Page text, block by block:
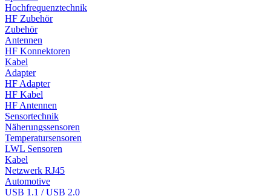
Hochfrequenztechnik
HF Zubehör
Zubehör
Antennen
HF Konnektoren
Kabel
Adapter
HF Adapter
HF Kabel
HF Antennen
Sensortechnik
Näherungssensoren
Temperatursensoren
LWL Sensoren
Kabel
Netzwerk RJ45
Automotive
USB 1.1 / USB 2.0